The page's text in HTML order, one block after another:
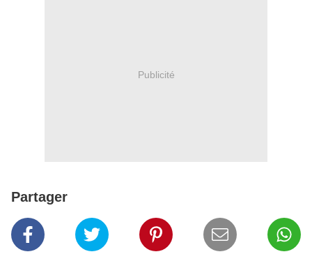
Publicité
Partager